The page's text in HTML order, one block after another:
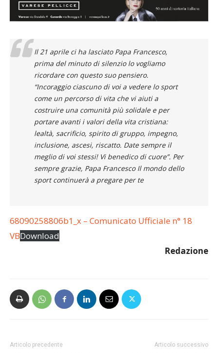
Il 21 aprile ci ha lasciato Papa Francesco,
prima del minuto di silenzio lo vogliamo
ricordare con questo suo pensiero.
“Incoraggio ciascuno di voi a vedere lo sport
come un percorso di vita che vi aiuti a
costruire una comunità più solidale e per
portare avanti i valori della vita cristiana:
lealtà, sacrificio, spirito di gruppo, impegno,
inclusione, ascesi, riscatto. Date sempre il
meglio di voi stessi! Vi benedico di cuore”. Per
sempre grazie, Papa Francesco Il mondo dello
sport continuerà a pregare per te
68090258806b1_x – Comunicato Ufficiale n° 18
VBDownload
Redazione
Articolo precedente Articolo successivo